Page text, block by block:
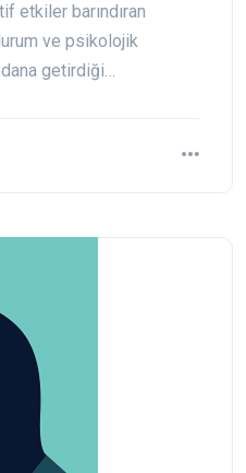
etkiler barındıran
ve psikolojik
getirdiği…